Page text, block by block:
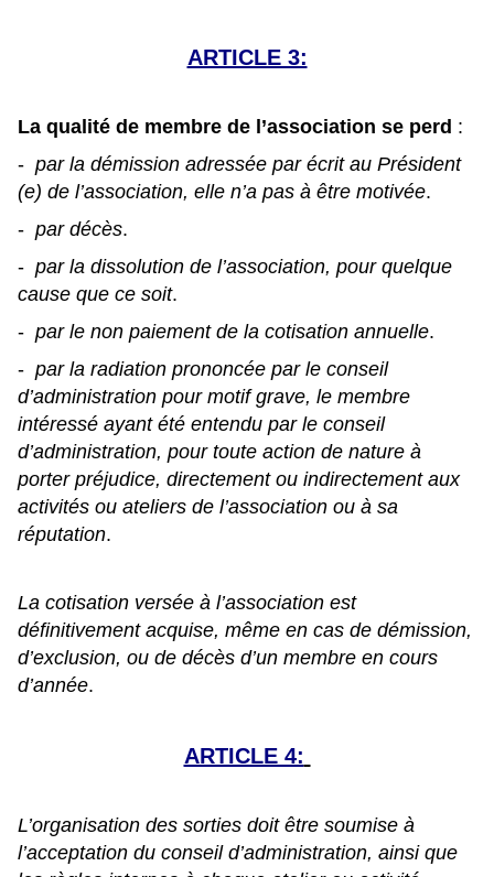
ARTICLE 3:
La qualité de membre de l’association se perd :
- par la démission adressée par écrit au Président
(e) de l’association, elle n’a pas à être motivée.
- par décès.
- par la dissolution de l’association, pour quelque
cause que ce soit.
- par le non paiement de la cotisation annuelle.
- par la radiation prononcée par le conseil
d’administration pour motif grave, le membre
intéressé ayant été entendu par le conseil
d’administration, pour toute action de nature à
porter préjudice, directement ou indirectement aux
activités ou ateliers de l’association ou à sa
réputation.
La cotisation versée à l’association est
définitivement acquise, même en cas de démission,
d’exclusion, ou de décès d’un membre en cours
d’année.
ARTICLE 4:
L’organisation des sorties doit être soumise à
l’acceptation du conseil d’administration, ainsi que